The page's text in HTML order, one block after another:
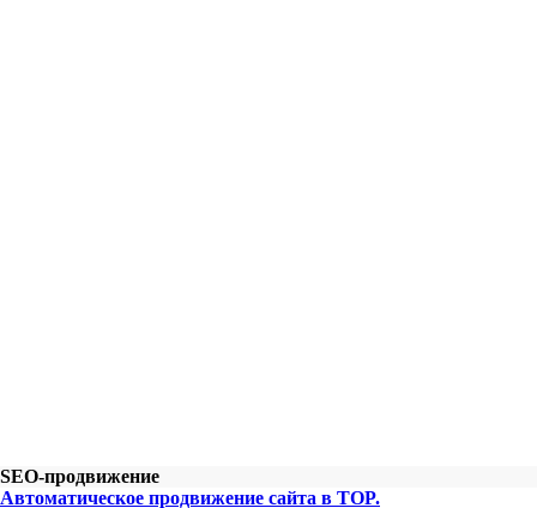
SEO-продвижение
Автоматическое продвижение сайта в TOP.